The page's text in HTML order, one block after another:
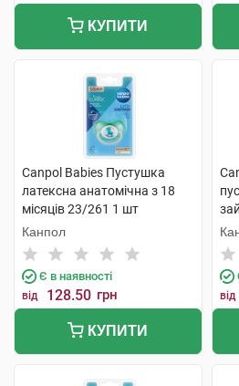
КУПИТИ
Canpol Babies Пустушка
латексна анатомічна з 18
місяців 23/261 1 шт
Канпол
Є в наявності
від 128.50 грн
КУПИТИ
від